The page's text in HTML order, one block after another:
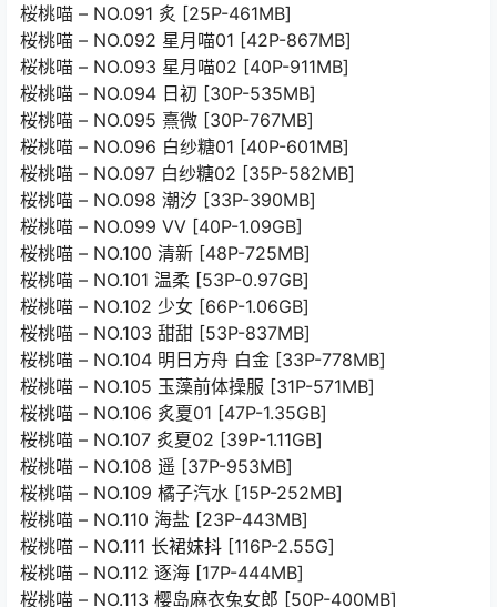
桜桃喵 – NO.091 炙 [25P-461MB]
桜桃喵 – NO.092 星月喵01 [42P-867MB]
桜桃喵 – NO.093 星月喵02 [40P-911MB]
桜桃喵 – NO.094 日初 [30P-535MB]
桜桃喵 – NO.095 熹微 [30P-767MB]
桜桃喵 – NO.096 白纱糖01 [40P-601MB]
桜桃喵 – NO.097 白纱糖02 [35P-582MB]
桜桃喵 – NO.098 潮汐 [33P-390MB]
桜桃喵 – NO.099 VV [40P-1.09GB]
桜桃喵 – NO.100 清新 [48P-725MB]
桜桃喵 – NO.101 温柔 [53P-0.97GB]
桜桃喵 – NO.102 少女 [66P-1.06GB]
桜桃喵 – NO.103 甜甜 [53P-837MB]
桜桃喵 – NO.104 明日方舟 白金 [33P-778MB]
桜桃喵 – NO.105 玉藻前体操服 [31P-571MB]
桜桃喵 – NO.106 炙夏01 [47P-1.35GB]
桜桃喵 – NO.107 炙夏02 [39P-1.11GB]
桜桃喵 – NO.108 遥 [37P-953MB]
桜桃喵 – NO.109 橘子汽水 [15P-252MB]
桜桃喵 – NO.110 海盐 [23P-443MB]
桜桃喵 – NO.111 长裙妹抖 [116P-2.55G]
桜桃喵 – NO.112 逐海 [17P-444MB]
桜桃喵 – NO.113 樱岛麻衣兔女郎 [50P-400MB]